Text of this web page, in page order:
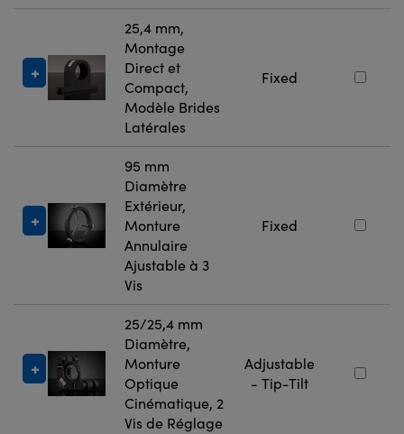
25,4 mm,
Montage
Direct et
Compact,
Modèle Brides
Latérales
Fixed
95 mm
Diamètre
Extérieur,
Monture
Annulaire
Ajustable à 3
Vis
Fixed
25/25,4 mm
Diamètre,
Monture
Optique
Cinématique, 2
Vis de Réglage
Adjustable
- Tip-Tilt